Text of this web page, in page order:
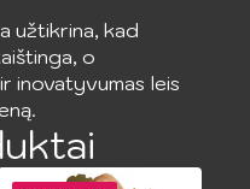
užtikrina, kad
o
inovatyvumas leis